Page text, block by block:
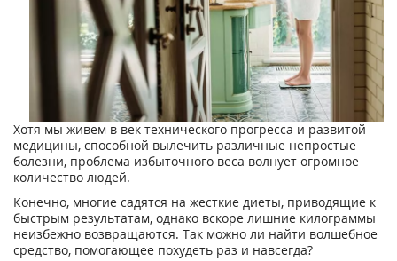
Хотя мы живем в век технического прогресса и развитой
медицины, способной вылечить различные непростые
болезни, проблема избыточного веса волнует огромное
количество людей.
Конечно, многие садятся на жесткие диеты, приводящие к
быстрым результатам, однако вскоре лишние килограммы
неизбежно возвращаются. Так можно ли найти волшебное
средство, помогающее похудеть раз и навсегда?